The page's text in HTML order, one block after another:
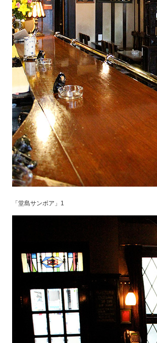
「堂島サンボア」1